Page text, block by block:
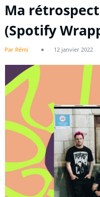
Ma
(Spotify
Par Rémi 12 janvier 2022